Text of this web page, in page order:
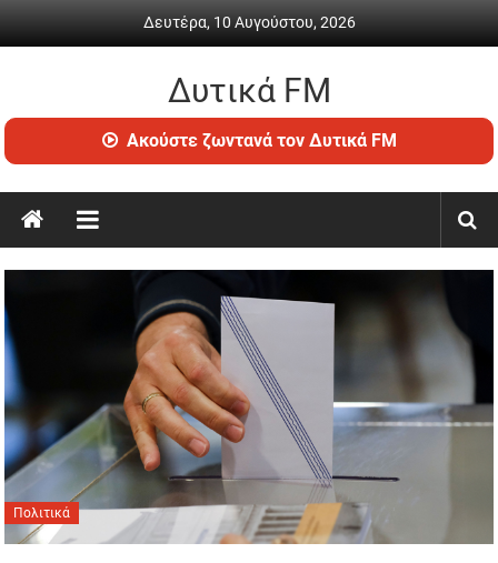
Δευτέρα, 10 Αυγούστου, 2026
Δυτικά FM
Ραδιόφωνο
•
ενημέρωση
Ακούστε ζωντανά τον Δυτικά FM
Πολιτικά